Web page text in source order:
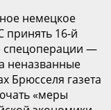
немецкое
принять 16-й
спецоперации —
неназванные
Брюсселя газета
«меры